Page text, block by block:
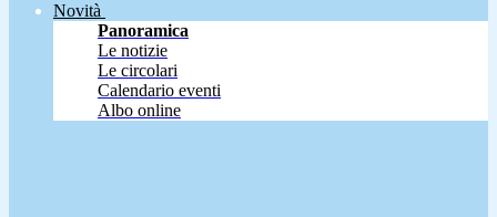
Novità
Panoramica
Le notizie
Le circolari
Calendario eventi
Albo online